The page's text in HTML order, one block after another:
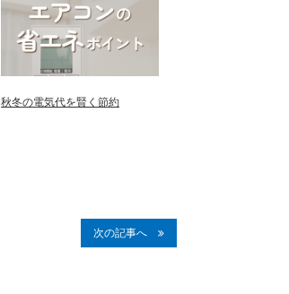
秋冬の電気代を賢く節約
次の記事へ